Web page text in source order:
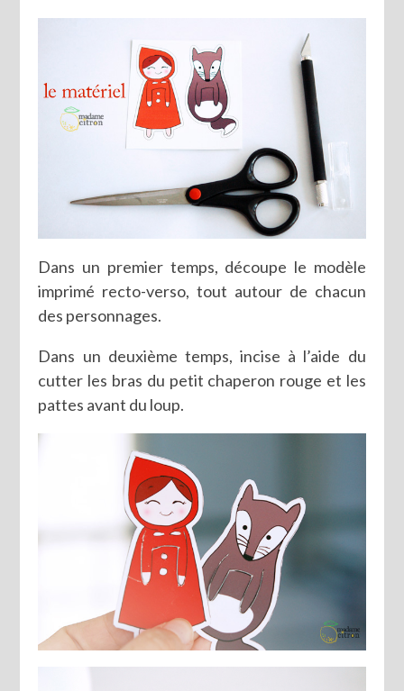
Dans un premier temps, découpe le modèle
imprimé recto-verso, tout autour de chacun
des personnages.
Dans un deuxième temps, incise à l’aide du
cutter les bras du petit chaperon rouge et les
pattes avant du loup.